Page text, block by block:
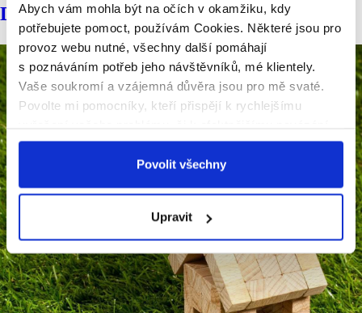
Abych vám mohla být na očích v okamžiku, kdy
potřebujete pomoct, používám Cookies. Některé jsou pro
provoz webu nutné, všechny další pomáhají
s poznáváním potřeb jeho návštěvníků, mé klientely.
Vaše soukromí a vzájemná důvěra jsou pro mě svaté.
Povolte mi pomocníky, kteří přispějí k rychlejšímu
naší dlouhodobé spolupráce.
Děkuji, Helena Melicharová.Povolit všechny
Upravit
Daň z nemovitých věcí